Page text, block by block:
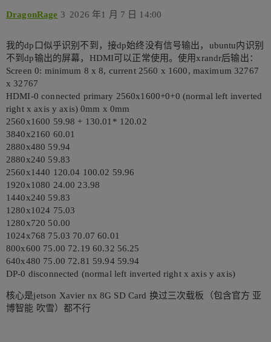
DragonRage 2026 年1 月 7 日 14:00
3
我的dp口似乎识别不到，接dp始终没有信号输出，ubuntu内识别
不到dp输出的屏幕，HDMI可以正常使用。使用xrandr后输出：
Screen 0: minimum 8 x 8, current 2560 x 1600, maximum 32767
x 32767
HDMI-0 connected primary 2560x1600+0+0 (normal left inverted
right x axis y axis) 0mm x 0mm
2560x1600 59.98 + 130.01* 120.02
3840x2160 60.01
2880x480 59.94
2880x240 59.83
2560x1440 120.04 100.02 59.96
1920x1080 24.00 23.98
1440x240 59.83
1280x1024 75.03
1280x720 50.00
1024x768 75.03 70.07 60.01
800x600 75.00 72.19 60.32 56.25
640x480 75.00 72.81 59.94 59.94
DP-0 disconnected (normal left inverted right x axis y axis)
核心是jetson Xavier nx 8G SD Card 换过三次载板（包含官方 亚
博智能 吹雪）都不行